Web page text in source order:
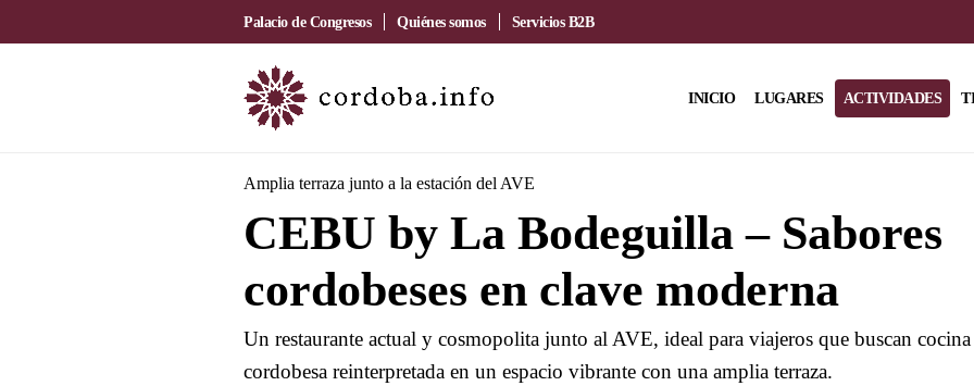
Palacio de Congresos Quiénes somos Servicios B2B
INICIO LUGARES ACTIVIDADES
Amplia terraza junto a la estación del AVE
CEBU by La Bodeguilla – Sabores
cordobeses en clave moderna
Un restaurante actual y cosmopolita junto al AVE, ideal para viajeros que buscan cocina
cordobesa reinterpretada en un espacio vibrante con una amplia terraza.